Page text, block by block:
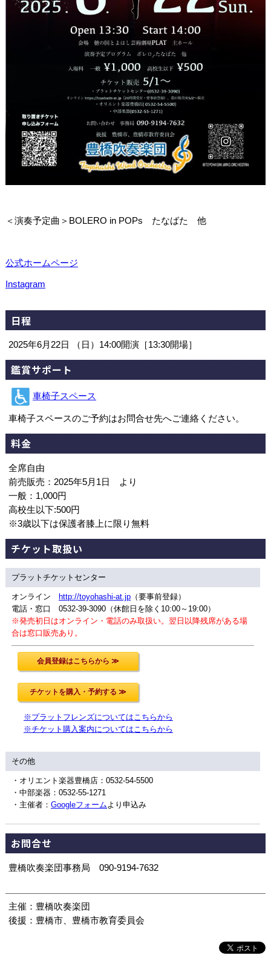
＜演奏予定曲＞BOLERO in POPs たなばた 他
公式ホームページ
Instagram
日程
2025年6月22日 （日）14:00開演［13:30開場］
鑑賞サポート
車椅子スペース
車椅子スペースのご予約はお問合せ先へご連絡ください。
料金
全席自由
前売販売：2025年5月1日 より
一般：1,000円
高校生以下:500円
※3歳以下は保護者膝上に限り無料
チケット取扱い
プラットチケットセンター
オンライン http://toyohashi-at.jp（要事前登録）
電話・窓口 0532-39-3090（休館日を除く10:00～19:00）
※発売初日はオンライン・電話のみ取扱い。翌日以降残席がある場
合は窓口販売あり。
※プラットフレンズについてはこちらから
※チケット購入案内についてはこちらから
その他
・オリエント楽器豊橋店：0532-54-5500
・中部楽器：0532-55-1271
・主催者： Googleフォーム より申込み
お問合せ
豊橋吹奏楽団事務局 090-9194-7632
主催：豊橋吹奏楽団
後援：豊橋市、豊橋市教育委員会